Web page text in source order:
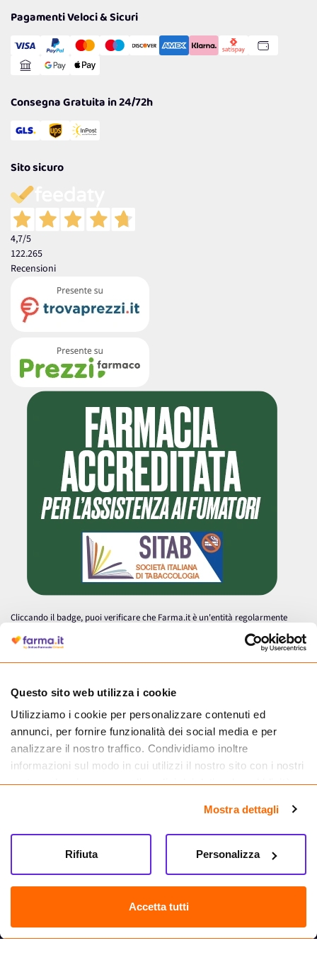
Questo sito web utilizza i cookie
Utilizziamo i cookie per personalizzare contenuti ed
annunci, per fornire funzionalità dei social media e per
analizzare il nostro traffico. Condividiamo inoltre
informazioni sul modo in cui utilizzi il nostro sito con i nostri
partner che si occupano di analisi dei dati web, pubblicità e
informazioni che hai fornito loro o che hanno raccolto dal
tuo utilizzo dei loro servizi.
Mostra dettagli
Accetta tutti
Personalizza
Rifiuta
Cookie Policy
Gestisci Cookie
Reso Facile e Veloce
Pagamenti Veloci & Sicuri
Consegna Gratuita in 24/72h
Sito sicuro
4,7/5
122.265
Recensioni
Cliccando il badge, puoi verificare che Farma.it è un'entità regolarmente
autorizzata dal Ministero della Salute a effettuare la vendita online di
medicinali.
Farma.it S.a.s. P. IVA 07417261216 REA: NA-884088
CREDITS
Sede legale Via delle Repubbliche Marinare 128, 80147 Napoli